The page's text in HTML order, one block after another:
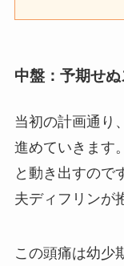
中盤：予期せ
当初の計画通り
進めていきます
と動き出すので
夫ディフリンが
この頭痛は幼少